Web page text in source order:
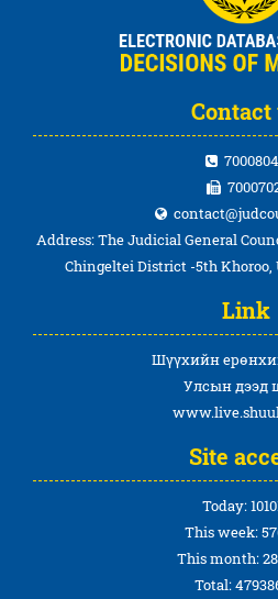
Contact
Address: The Judicial General
Chingeltei District -5th Khoroo,
Link
Шүүхийн
Улсын дээд
Site
Today:
This week:
This month:
Total: